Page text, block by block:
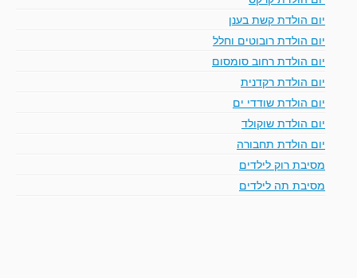
יום הולדת קשת בענן
יום הולדת רובוטים וחלל
יום הולדת רחוב סומסום
יום הולדת רקדנית
יום הולדת שודדי ים
יום הולדת שוקולד
יום הולדת תחבורה
מסיבת רוק לילדים
מסיבת תה לילדים